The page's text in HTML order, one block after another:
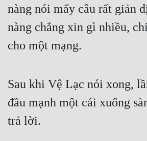
nàng nói mấy câu rất giản
nàng chẳng xin gì nhiều,
cho một mạng.
Sau khi Vệ Lạc nói xong,
đầu mạnh một cái xuống
trả lời.